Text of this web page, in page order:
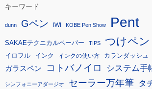
キーワード
dunn Gペン IWI KOBE Pen Show Pent
SAKAEテクニカルペーパー TIPS つけペン
イロフル インク インクの使い方 カランダッシュ
ガラスペン コトバノイロ システム手
シンフォニーアダージオ セーラー万年筆 タ